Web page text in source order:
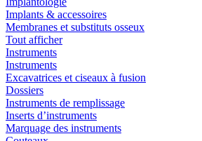
Implants & accessoires
Membranes et substituts osseux
Tout afficher
Instruments
Instruments
Excavatrices et ciseaux à fusion
Dossiers
Instruments de remplissage
Inserts d’instruments
Marquage des instruments